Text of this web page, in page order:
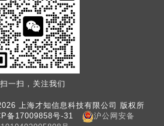
扫一扫，关注我们
上海才知信息科技有限公司 版权所
备17009858号-31
沪公网安备